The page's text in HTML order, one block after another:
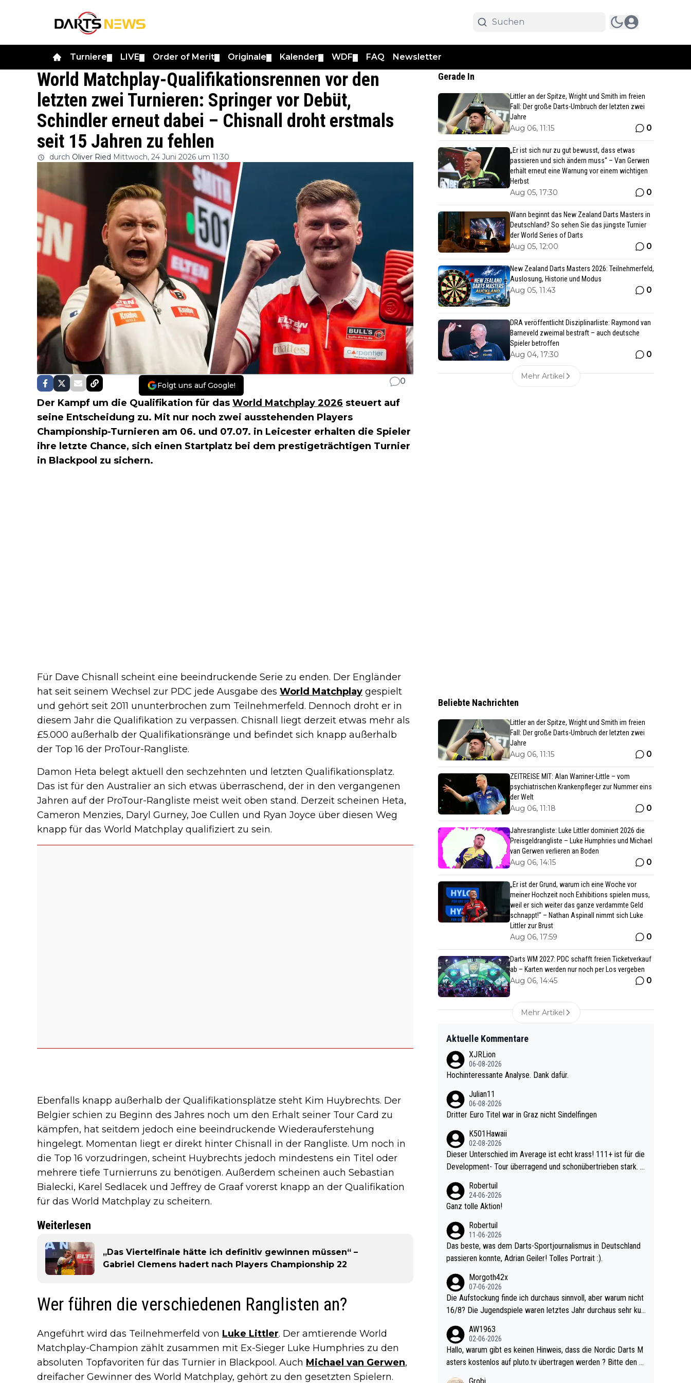
Turniere LIVE Order of Merit Originale Kalender WDF FAQ Newsletter
World Matchplay-Qualifikationsrennen vor den
letzten zwei Turnieren: Springer vor Debüt,
Schindler erneut dabei – Chisnall droht erstmals
seit 15 Jahren zu fehlen
durch Oliver Ried Mittwoch, 24 Juni 2026 um 11:30
Folgt uns auf Google! 0
Der Kampf um die Qualifikation für das World Matchplay 2026 steuert auf
seine Entscheidung zu. Mit nur noch zwei ausstehenden Players
Championship-Turnieren am 06. und 07.07. in Leicester erhalten die Spieler
ihre letzte Chance, sich einen Startplatz bei dem prestigeträchtigen Turnier
in Blackpool zu sichern.
Für Dave Chisnall scheint eine beeindruckende Serie zu enden. Der Engländer
hat seit seinem Wechsel zur PDC jede Ausgabe des World Matchplay gespielt
und gehört seit 2011 ununterbrochen zum Teilnehmerfeld. Dennoch droht er in
diesem Jahr die Qualifikation zu verpassen. Chisnall liegt derzeit etwas mehr als
£5.000 außerhalb der Qualifikationsränge und befindet sich knapp außerhalb
der Top 16 der ProTour-Rangliste.
Damon Heta belegt aktuell den sechzehnten und letzten Qualifikationsplatz.
Das ist für den Australier an sich etwas überraschend, der in den vergangenen
Jahren auf der ProTour-Rangliste meist weit oben stand. Derzeit scheinen Heta,
Cameron Menzies, Daryl Gurney, Joe Cullen und Ryan Joyce über diesen Weg
knapp für das World Matchplay qualifiziert zu sein.
Ebenfalls knapp außerhalb der Qualifikationsplätze steht Kim Huybrechts. Der
Belgier schien zu Beginn des Jahres noch um den Erhalt seiner Tour Card zu
kämpfen, hat seitdem jedoch eine beeindruckende Wiederauferstehung
hingelegt. Momentan liegt er direkt hinter Chisnall in der Rangliste. Um noch in
die Top 16 vorzudringen, scheint Huybrechts jedoch mindestens ein Titel oder
mehrere tiefe Turnierruns zu benötigen. Außerdem scheinen auch Sebastian
Bialecki, Karel Sedlacek und Jeffrey de Graaf vorerst knapp an der Qualifikation
für das World Matchplay zu scheitern.
Weiterlesen
„Das Viertelfinale hätte ich definitiv gewinnen müssen“ –
Gabriel Clemens hadert nach Players Championship 22
Wer führen die verschiedenen Ranglisten an?
Angeführt wird das Teilnehmerfeld von Luke Littler. Der amtierende World
Matchplay-Champion zählt zusammen mit Ex-Sieger Luke Humphries zu den
absoluten Topfavoriten für das Turnier in Blackpool. Auch Michael van Gerwen,
dreifacher Gewinner des World Matchplay, gehört zu den gesetzten Spielern.
Gerade In
Littler an der Spitze, Wright und Smith im freien
Fall: Der große Darts-Umbruch der letzten zwei
Jahre
Aug 06, 11:15 0
„Er ist sich nur zu gut bewusst, dass etwas
passieren und sich ändern muss“ – Van Gerwen
erhält erneut eine Warnung vor einem wichtigen
Herbst
Aug 05, 17:30 0
Wann beginnt das New Zealand Darts Masters in
Deutschland? So sehen Sie das jüngste Turnier
der World Series of Darts
Aug 05, 12:00 0
New Zealand Darts Masters 2026: Teilnehmerfeld,
Auslosung, Historie und Modus
Aug 05, 11:43 0
DRA veröffentlicht Disziplinarliste: Raymond van
Barneveld zweimal bestraft – auch deutsche
Spieler betroffen
Aug 04, 17:30 0
Mehr Artikel
Beliebte Nachrichten
Littler an der Spitze, Wright und Smith im freien
Fall: Der große Darts-Umbruch der letzten zwei
Jahre
Aug 06, 11:15 0
ZEITREISE MIT: Alan Warriner-Little – vom
psychiatrischen Krankenpfleger zur Nummer eins
der Welt
Aug 06, 11:18 0
Jahresrangliste: Luke Littler dominiert 2026 die
Preisgeldrangliste – Luke Humphries und Michael
van Gerwen verlieren an Boden
Aug 06, 14:15 0
„Er ist der Grund, warum ich eine Woche vor
meiner Hochzeit noch Exhibitions spielen muss,
weil er sich weiter das ganze verdammte Geld
schnappt!" – Nathan Aspinall nimmt sich Luke
Littler zur Brust
Aug 06, 17:59 0
Darts WM 2027: PDC schafft freien Ticketverkauf
ab – Karten werden nur noch per Los vergeben
Aug 06, 14:45 0
Mehr Artikel
Aktuelle Kommentare
XJRLion
06-08-2026
Hochinteressante Analyse. Dank dafür.
Julian11
06-08-2026
Dritter Euro Titel war in Graz nicht Sindelfingen
K501Hawaii
02-08-2026
Dieser Unterschied im Average ist echt krass! 111+ ist für die
Development- Tour überragend und schonübertrieben stark. U
e mal 40+ erst recht. Da gewinnst keinen Blumentopf - ist ja n
och krasser wie ein Pokalspiel eines Kreisligisten vs einem Bu
Robertuil
24-06-2026
Ganz tolle Aktion!
Robertuil
11-06-2026
Das beste, was dem Darts-Sportjournalismus in Deutschland
passieren konnte, Adrian Geiler! Tolles Portrait :).
Morgoth42x
07-06-2026
Die Aufstockung finde ich durchaus sinnvoll, aber warum nicht
16/8? Die Jugendspiele waren letztes Jahr durchaus sehr kur
l. Allerdings ist Mitchell Lawrie als Nummer 1 der Welt eh quali
fiziert. Somit ändert die automatische Qualifikation des Weltm
eisters erstmal nichts. Ich denke sie wollen damit für nächste
AW1963
02-06-2026
Hallo, warum gibt es keinen Hinweis, dass die Nordic Darts M
asters kostenlos auf pluto.tv übertragen werden ? Bitte den A